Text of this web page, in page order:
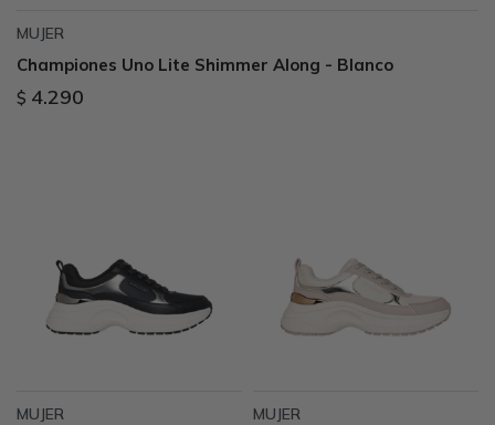
MUJER
Championes Uno Lite Shimmer Along - Blanco
$ 4.290
MUJER MUJER